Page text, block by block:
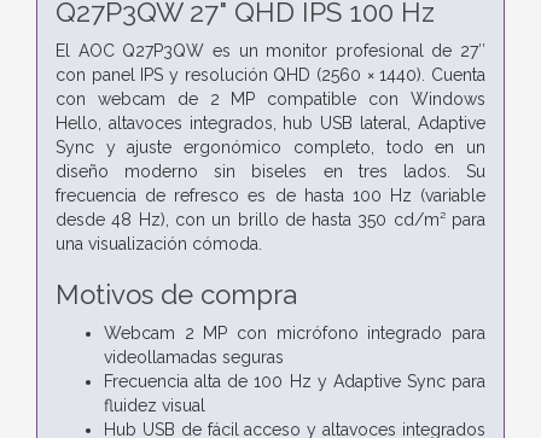
Q27P3QW 27" QHD IPS 100 Hz
El AOC Q27P3QW es un monitor profesional de 27″
con panel IPS y resolución QHD (2560 × 1440). Cuenta
con webcam de 2 MP compatible con Windows
Hello, altavoces integrados, hub USB lateral, Adaptive
Sync y ajuste ergonómico completo, todo en un
diseño moderno sin biseles en tres lados. Su
frecuencia de refresco es de hasta 100 Hz (variable
desde 48 Hz), con un brillo de hasta 350 cd/m² para
una visualización cómoda.
Motivos de compra
Webcam 2 MP con micrófono integrado para
videollamadas seguras
Frecuencia alta de 100 Hz y Adaptive Sync para
fluidez visual
Hub USB de fácil acceso y altavoces integrados